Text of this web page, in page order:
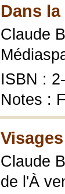
Dans
Claude
ISBN :
Notes :
Claude
de l'À